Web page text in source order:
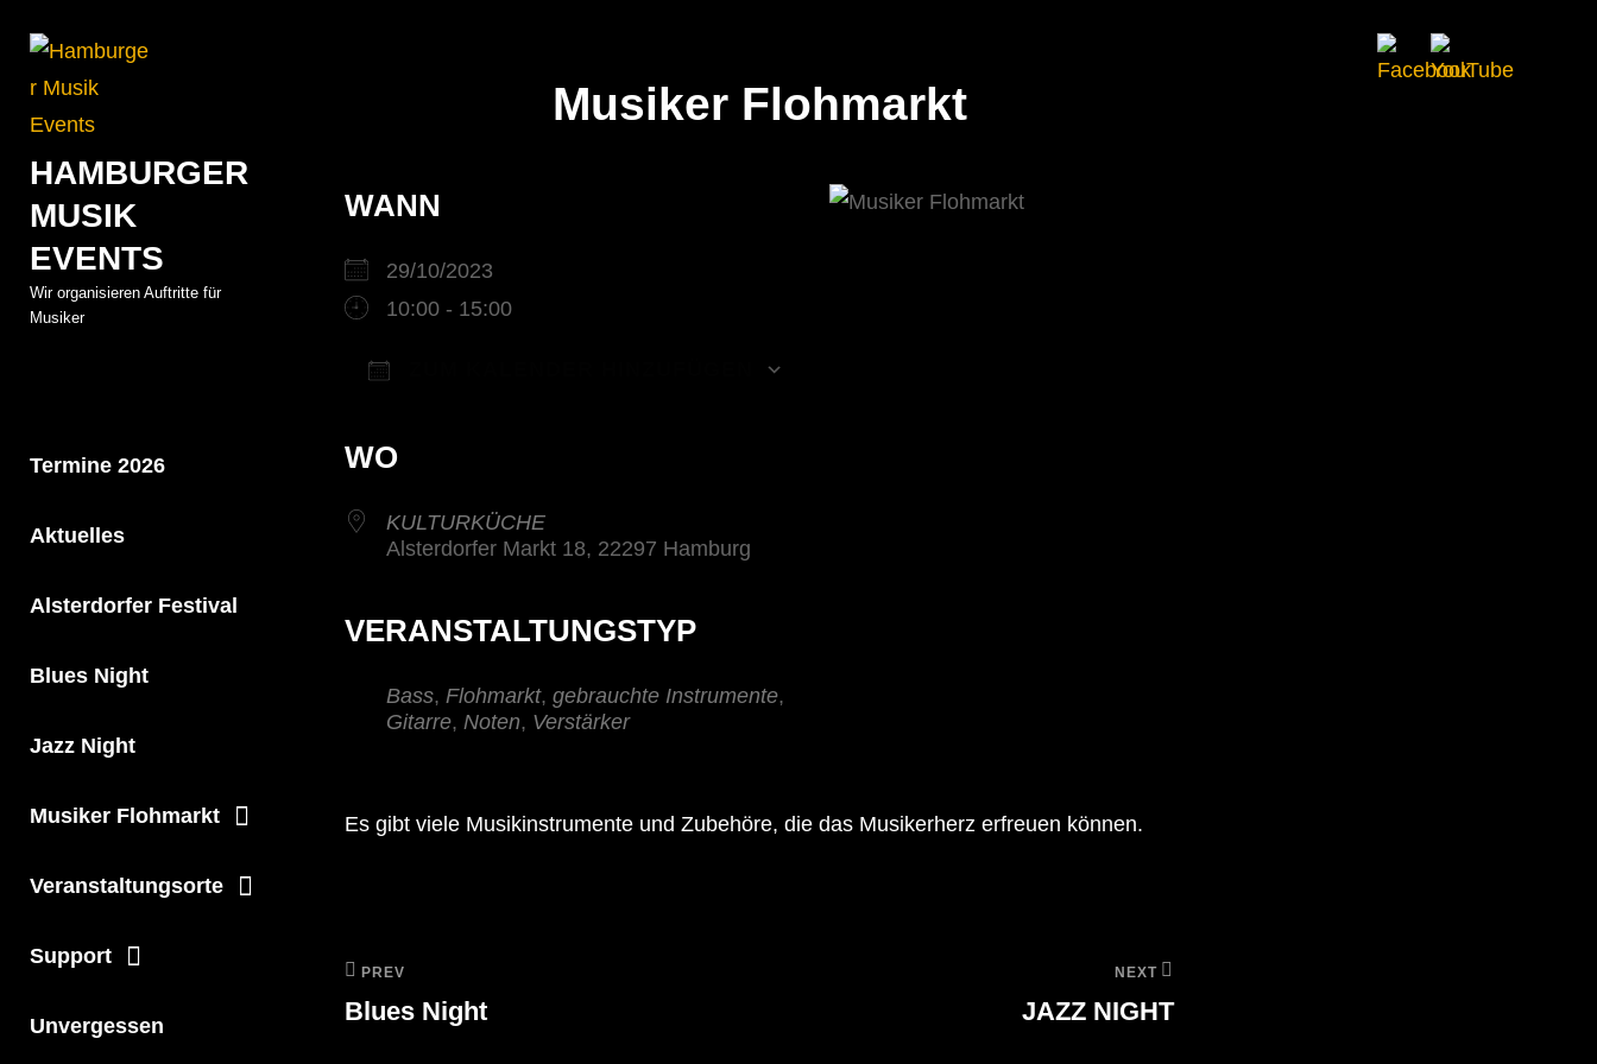
content
HAMBURGER
MUSIK
EVENTS
Wir organisieren Auftritte für
Musiker
Termine 2026
Aktuelles
Alsterdorfer Festival
Blues Night
Jazz Night
Musiker Flohmarkt
Veranstaltungsorte
Support
Unvergessen
Musiker Flohmarkt
WANN
29/10/2023
10:00 - 15:00
WO
KULTURKÜCHE
Alsterdorfer Markt 18, 22297 Hamburg
VERANSTALTUNGSTYP
Bass, Flohmarkt, gebrauchte Instrumente,
Gitarre, Noten, Verstärker
Es gibt viele Musikinstrumente und Zubehöre, die das Musikerherz erfreuen können.
Beitragsnavigation
PREV
Blues Night
NEXT
JAZZ NIGHT